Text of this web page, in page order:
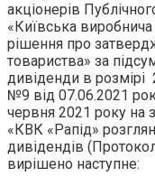
акціонерів
«Київська
рішення про
товариства» за
дивіденди в розмірі
№9 вiд 07.06.2021
червня 2021 року на
«КВК «Рапід»
дивідендів
вирішено наступне: